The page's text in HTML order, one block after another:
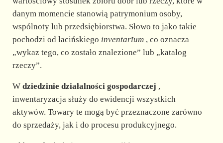
e
danym momencie stanowią patrymonium osoby,
wspólnoty lub przedsiębiorstwa. Słowo to jako takie
pochodzi od łacińskiego inventarĭum, co oznacza
„wykaz tego, co zostało znalezione” lub „katalog
rzeczy”.
W dziedzinie działalności gospodarczej ,
inwentaryzacja służy do ewidencji wszystkich
aktywów. Towary te mogą być przeznaczone zarówno
do sprzedaży, jak i do procesu produkcyjnego.